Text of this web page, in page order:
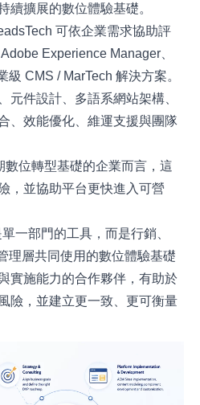
續擴展的數位體驗基礎。
可依企業需求協助評
Experience Manager、
CMS / MarTech 解決方案。
元件設計、多語系網站架構、
、效能優化、維運支援與團隊
位轉型基礎的企業而言，這
，並協助平台更快進入可營
一部門的工具，而是行銷、
理層共同使用的數位體驗基礎
實施能力的合作夥伴，有助於
險，並建立更一致、更可衡量